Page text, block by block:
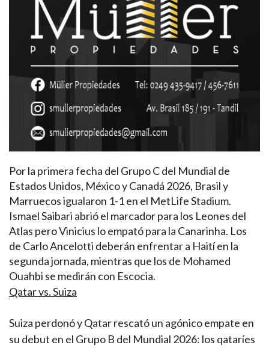
Por la primera fecha del Grupo C del Mundial de
Estados Unidos, México y Canadá 2026, Brasil y
Marruecos igualaron 1-1 en el MetLife Stadium.
Ismael Saibari abrió el marcador para los Leones del
Atlas pero Vinicius lo empató para la Canarinha. Los
de Carlo Ancelotti deberán enfrentar a Haití en la
segunda jornada, mientras que los de Mohamed
Ouahbi se medirán con Escocia.
Qatar vs. Suiza
Suiza perdonó y Qatar rescató un agónico empate en
su debut en el Grupo B del Mundial 2026: los qataríes